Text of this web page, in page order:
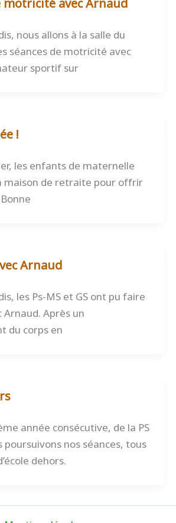
motricité avec Arnaud
nous allons à la salle du
séances de motricité avec
sportif sur
!
les enfants de maternelle
maison de retraite pour offrir
Arnaud
les Ps-MS et GS ont pu faire
Arnaud. Après un
du corps en
année consécutive, de la PS
poursuivons nos séances, tous
dehors.